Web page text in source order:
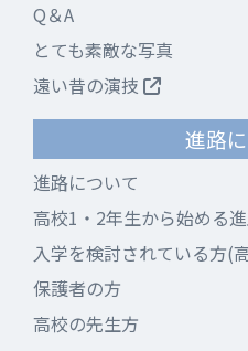
Q＆A
とても素敵な写真
遠い昔の演技
進路
進路について
高校1・2年生から始める
入学を検討されている方(
保護者の方
高校の先生方